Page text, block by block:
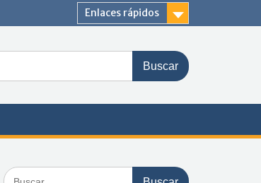
Enlaces rápidos
Buscar: